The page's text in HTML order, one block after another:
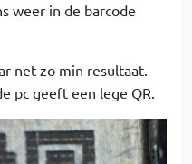
weer in de barcode
net zo min resultaat.
pc geeft een lege QR.